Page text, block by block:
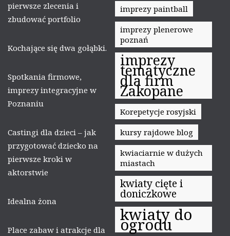
pierwsze zlecenia i
zbudować portfolio
Kochające się dwa gołąbki.
Spotkania firmowe,
imprezy integracyjne w
Poznaniu
Castingi dla dzieci – jak
przygotować dziecko na
pierwsze kroki w
aktorstwie
Idealna żona
Place zabaw i atrakcje dla
imprezy paintball
imprezy plenerowe
poznań
imprezy
tematyczne
dla firm
Zakopane
Korepetycje rosyjski
kursy rajdowe blog
kwiaciarnie w dużych
miastach
kwiaty cięte i
doniczkowe
kwiaty do
ogrodu